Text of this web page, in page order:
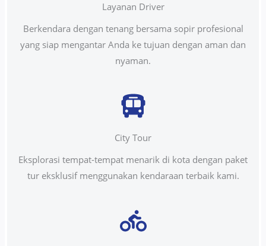
Layanan Driver
Berkendara dengan tenang bersama sopir profesional
yang siap mengantar Anda ke tujuan dengan aman dan
nyaman.
City Tour
Eksplorasi tempat-tempat menarik di kota dengan paket
tur eksklusif menggunakan kendaraan terbaik kami.